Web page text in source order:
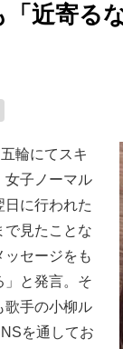
近寄る
輪にてスキ
女子ノーマル
日に行われた
で見たことな
ッセージをも
」と発言。そ
歌手の小柳ル
を通してお